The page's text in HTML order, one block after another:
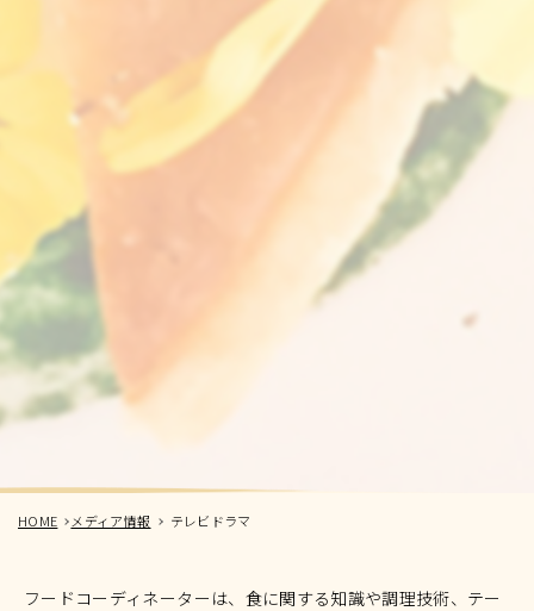
HOME メディア情報 テレビドラマ
フードコーディネーターは、食に関する知識や調理技術、テー